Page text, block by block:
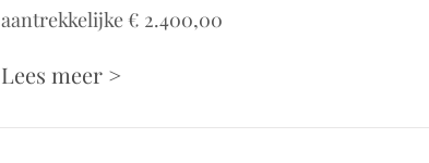
aantrekkelijke € 2.400,00
Lees meer >